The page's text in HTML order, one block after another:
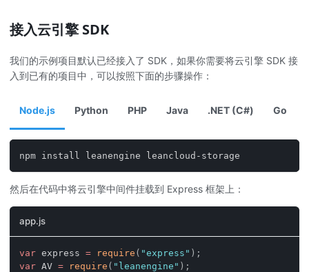
接入云引擎 SDK
我们的示例项目默认已经接入了 SDK，如果你需要将云引擎 SDK 接
入到已有的项目中，可以按照下面的步骤操作：
Node.js Python PHP Java .NET (C#) Go
npm install leanengine leancloud-storage
然后在代码中将云引擎中间件挂载到 Express 框架上：
app.js
var express = require ( "express" ) ;
var AV = require ( "leanengine" ) ;